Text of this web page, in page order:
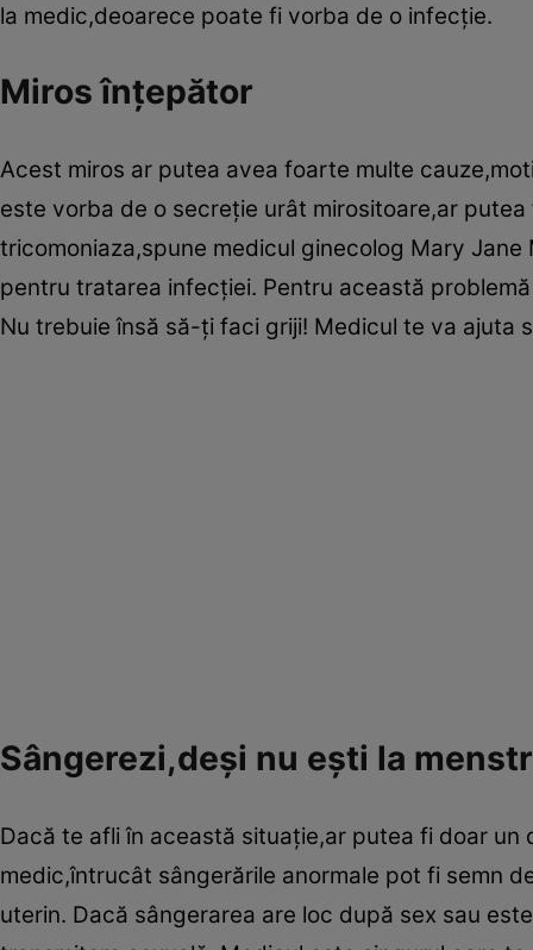
la medic,deoarece poate fi vorba de o infecţie.
Miros înţepător
Acest miros ar putea avea foarte multe
este vorba de o secreţie urât mirositoare,ar
tricomoniaza,spune medicul ginecolog Mary
pentru tratarea infecţiei. Pentru această
Nu trebuie însă să-ţi faci griji! Medicul te va ajuta
Sângerezi,deşi nu eşti la
Dacă te afli în această situaţie,ar putea fi doar
medic,întrucât sângerările anormale pot fi semn
uterin. Dacă sângerarea are loc după sex sau